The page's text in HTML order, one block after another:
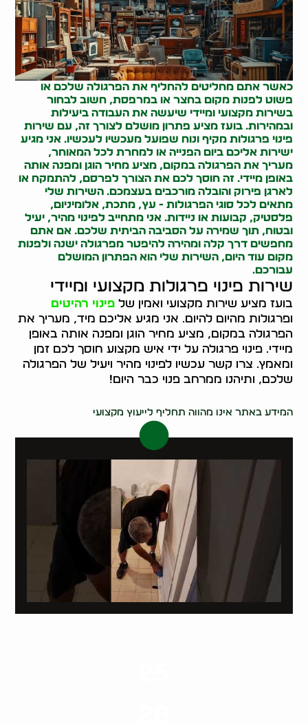
כאשר אתם מחליטים להחליף את הפרגולה שלכם או
פשוט לפנות מקום בחצר או במרפסת, חשוב לבחור
בשירות מקצועי ומיידי שיעשה את העבודה ביעילות
ובמהירות. בועז מציע פתרון מושלם לצורך זה, עם שירות
פינוי פרגולות מקיף ונוח שפועל מעכשיו לעכשיו. אני מגיע
ישירות אליכם ביום הפנייה או למחרת לכל המאוחר,
מעריך את הפרגולה במקום, מציע מחיר הוגן ומפנה אותה
באופן מיידי. זה חוסך לכם את הצורך לפרסם, להתמקח או
לארגן פירוק והובלה מורכבים בעצמכם. השירות שלי
מתאים לכל סוגי הפרגולות - עץ, מתכת, אלומיניום,
פלסטיק, קבועות או ניידות. אני מתחייב לפינוי מהיר, יעיל
ובטוח, תוך שמירה על הסביבה הביתית שלכם. אם אתם
מחפשים דרך קלה ומהירה להיפטר מפרגולה ישנה ולפנות
מקום עוד היום, השירות שלי הוא הפתרון המושלם
עבורכם.
שירות פינוי פרגולות מקצועי ומיידי
בועז מציע שירות מקצועי ואמין שלפינוי רהיטים
ופרגולות מהיום להיום. אני מגיע אליכם מיד, מעריך את
הפרגולה במקום, מציע מחיר הוגן ומפנה אותה באופן
מיידי. פינוי פרגולה על ידי איש מקצוע חוסך לכם זמן
ומאמץ. צרו קשר עכשיו לפינוי מהיר ויעיל של הפרגולה
שלכם, ותיהנו ממרחב פנוי כבר היום!
המידע באתר אינו מהווה תחליף לייעוץ מקצועי